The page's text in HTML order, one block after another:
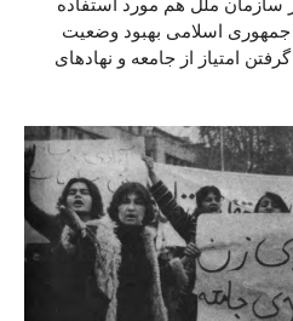
ملل هم مورد استفاده
اسلامی بهبود وضعیت
گرفتن امتیاز از جامعه و نهادهای